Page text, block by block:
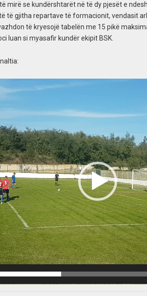
mirë se kundërshtarët në të dy pjesët e
të gjitha repartave të formacionit, vendasit
të kryesojë tabelën me 15 pikë
luan si myasafir kundër ekipit BSK.